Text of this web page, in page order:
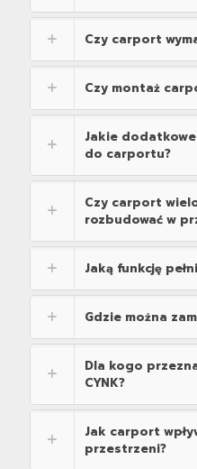
Czy carport
Czy montaż
Jakie
do carportu?
Czy carport
rozbudować w
Jaką funkcję
Gdzie można
Dla kogo
CYNK?
Jak carport
przestrzeni?